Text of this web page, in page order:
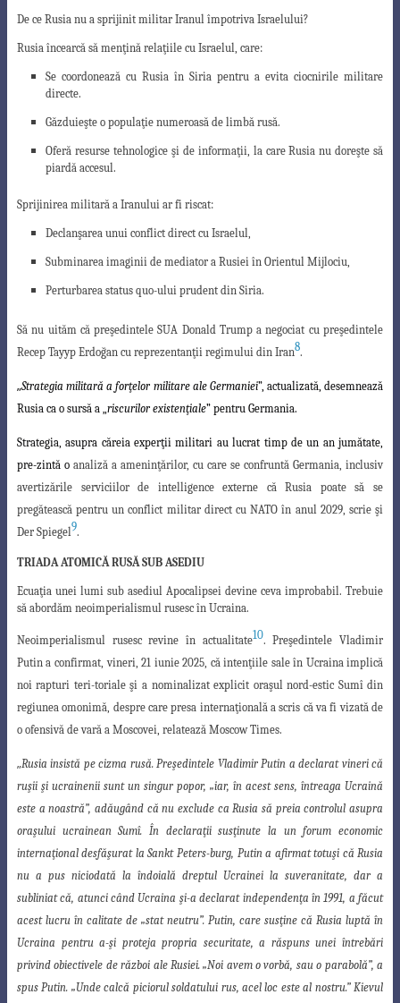
De ce Rusia nu a sprijinit militar Iranul împotriva Israelului?
Rusia încearcă să menţină relaţiile cu Israelul, care:
Se coordonează cu Rusia în Siria pentru a evita ciocnirile militare
directe.
Găzduieşte o populaţie numeroasă de limbă rusă.
Oferă resurse tehnologice şi de informaţii, la care Rusia nu doreşte să
piardă accesul.
Sprijinirea militară a Iranului ar fi riscat:
Declanşarea unui conflict direct cu Israelul,
Subminarea imaginii de mediator a Rusiei în Orientul Mijlociu,
Perturbarea status quo-ului prudent din Siria.
Să nu uităm că preşedintele SUA Donald Trump a negociat cu preşedintele
RecepTayyp Erdoğan cu reprezentanţii regimului din Iran8.
„Strategia militară a forţelor militare ale Germaniei”, actualizată, desemnează
Rusia ca o sursă a „ riscurilor existenţiale” pentru Germania.
Strategia, asupra căreia experţii militari au lucrat timp de un an jumătate,
pre-zintă o analiză a ameninţărilor, cu care se confruntă Germania, inclusiv
avertizările serviciilor de intelligence externe că Rusia poate să se
pregătească pentru un conflict militar direct cu NATO în anul 2029, scrie şi
Der Spiegel9.
TRIADA ATOMICĂ RUSĂ SUB ASEDIU
Ecuaţia unei lumi sub asediul Apocalipsei devine ceva improbabil. Trebuie
să abordăm neoimperialismul rusesc în Ucraina.
Neoimperialismul rusesc revine în actualitate10.Preşedintele Vladimir
Putin a confirmat, vineri, 21 iunie 2025, că intenţiile sale în Ucraina implică
noi rapturi teri-toriale şi a nominalizat explicit oraşul nord-estic Sumî din
regiunea omonimă, desprecare presa internaţională a scris că va fi vizată de
o ofensivă de vară a Moscovei, relatează Moscow Times.
„Rusia insistă pe cizma rusă. Preşedintele Vladimir Putin a declarat vineri că
ruşii şi ucrainenii sunt un singur popor, „iar, în acest sens, întreaga Ucraină
este a noastră”, adăugând că nu exclude ca Rusia să preia controlul asupra
oraşului ucrainean Sumî. În declaraţii susţinute la un forum economic
internaţional desfăşurat la Sankt Peters-burg, Putin a afirmat totuşi că Rusia
nu a pus niciodată la îndoială dreptul Ucrainei la suveranitate, dar a
subliniat că, atunci când Ucraina şi-a declarat independenţa în 1991, a făcut
acest lucru în calitate de „stat neutru”. Putin, care susţine că Rusia luptă în
Ucraina pentru a-şi proteja propria securitate, a răspuns unei întrebări
privindobiectivele de război ale Rusiei. „Noi avem o vorbă, sau o parabolă”, a
spus Putin. „Undecalcă piciorul soldatului rus, acel loc este al nostru.” Kievul